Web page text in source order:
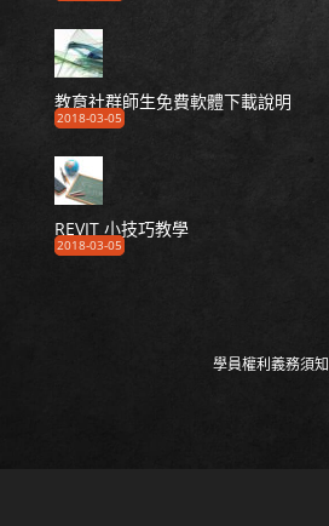
教育社群師生免費軟體下載說明
2018-03-05
REVIT 小技巧教學
2018-03-05
學員權利義務須知